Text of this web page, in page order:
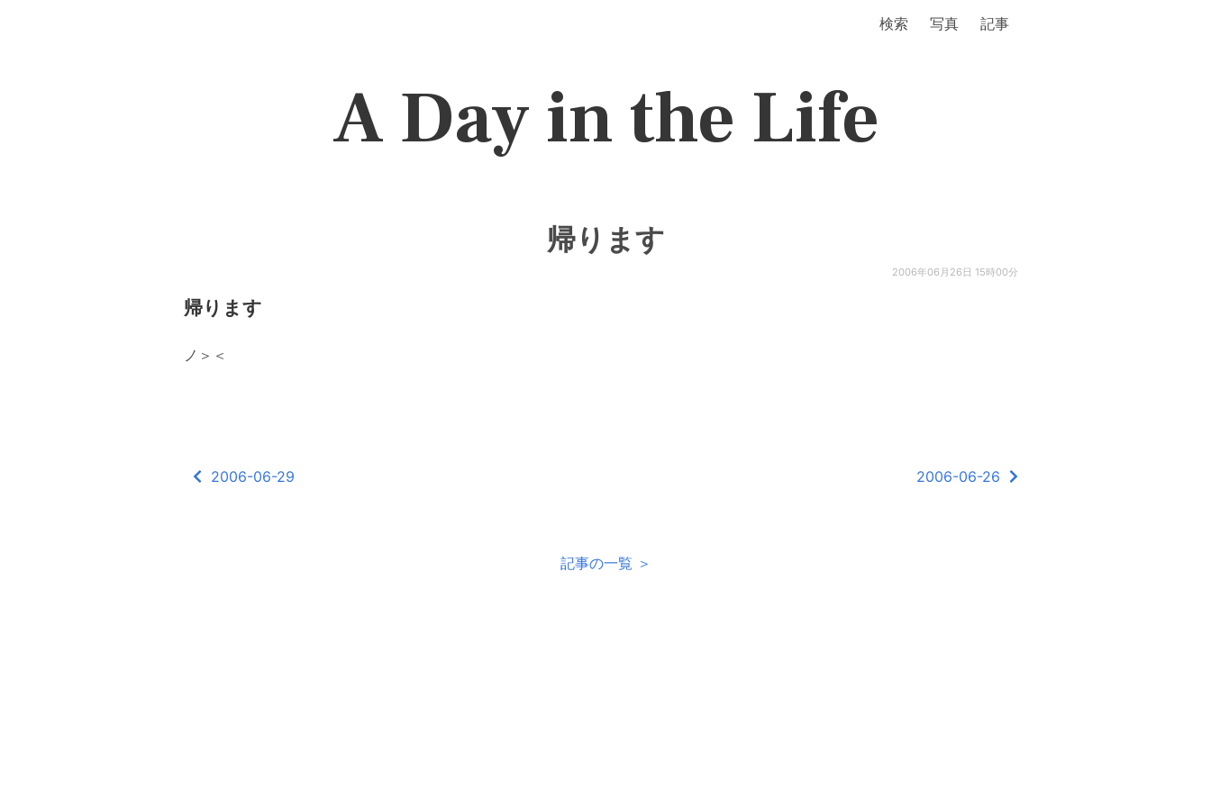
検索 写真 記事
A Day in the Life
帰ります
2006年06月26日 15時00分
帰ります
ノ＞＜
2006-06-29 2006-06-26
記事の一覧 ＞